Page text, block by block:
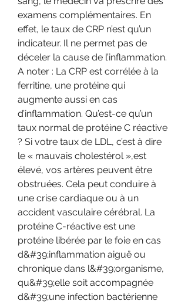
examens complémentaires. En
effet, le taux de CRP n’est qu’un
indicateur. Il ne permet pas de
déceler la cause de l’inflammation.
A noter : La CRP est corrélée à la
ferritine, une protéine qui
augmente aussi en cas
d’inflammation. Qu’est-ce qu’un
taux normal de protéine C réactive
? Si votre taux de LDL, c’est à dire
le « mauvais cholestérol »,est
élevé, vos artères peuvent être
obstruées. Cela peut conduire à
une crise cardiaque ou à un
accident vasculaire cérébral. La
protéine C-réactive est une
protéine libérée par le foie en cas
d&#39;inflammation aiguë ou
chronique dans l&#39;organisme,
qu&#39;elle soit accompagnée
d&#39;une infection bactérienne